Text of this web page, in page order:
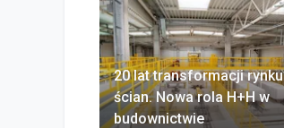
20 lat transformacji rynku
ścian. Nowa rola H+H w
budownictwie